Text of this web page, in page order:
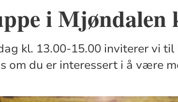
i Mjøndalen
kl. 13.00-15.00 inviterer vi til
om du er interessert i å være